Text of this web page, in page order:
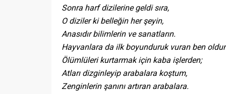
Sonra harf dizilerine geldi sıra,
O diziler ki belleğin her şeyin,
Anasıdır bilimlerin ve sanatların.
Hayvanlara da ilk boyunduruk vuran ben
Ölümlüleri kurtarmak için kaba işlerden;
Atları dizginleyip arabalara koştum,
Zenginlerin şanını artıran arabalara.